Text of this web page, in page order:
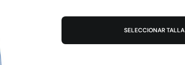
SELECCIONAR TALLA